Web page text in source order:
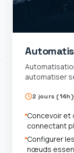
automatiser
2 jours (14h)
Concevoir et
connectant
Configurer
nœuds